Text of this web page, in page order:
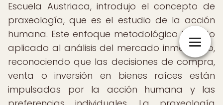
Escuela Austriaca, introdujo el concepto de
praxeología, que es el estudio de la acción
humana. Este enfoque metodológico ha sido
aplicado al análisis del mercado inmobiliario,
reconociendo que las decisiones de compra,
venta o inversión en bienes raíces están
impulsadas por la acción humana y las